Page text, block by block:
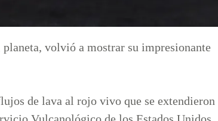
volvió a mostrar su impresionante
de lava al rojo vivo que se extendieron